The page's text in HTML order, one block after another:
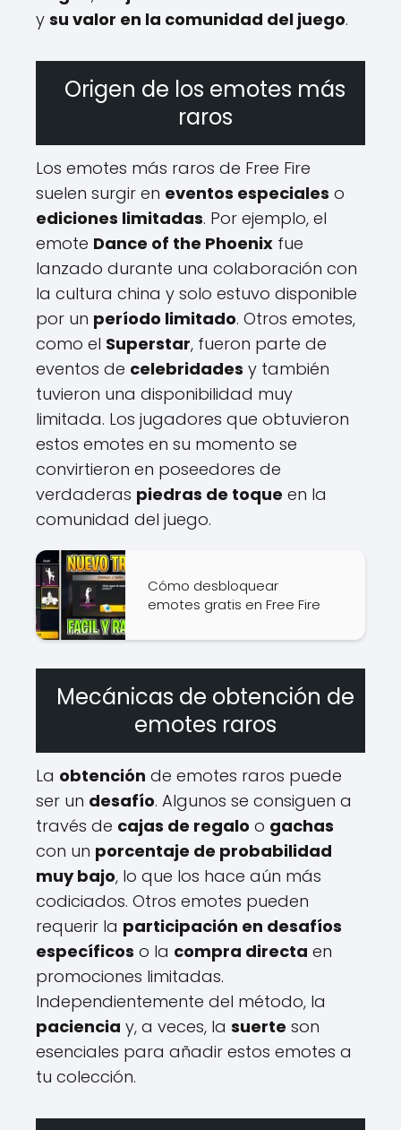
y su valor en la comunidad del juego.
Origen de los emotes más
raros
Los emotes más raros de Free Fire
suelen surgir en eventos especiales o
ediciones limitadas. Por ejemplo, el
emote Dance of the Phoenix fue
lanzado durante una colaboración con
la cultura china y solo estuvo disponible
por un período limitado. Otros emotes,
como el Superstar, fueron parte de
eventos de celebridades y también
tuvieron una disponibilidad muy
limitada. Los jugadores que obtuvieron
estos emotes en su momento se
convirtieron en poseedores de
verdaderas piedras de toque en la
comunidad del juego.
Cómo desbloquear
emotes gratis en Free Fire
Mecánicas de obtención de
emotes raros
La obtención de emotes raros puede
ser un desafío. Algunos se consiguen a
través de cajas de regalo o gachas
con un porcentaje de probabilidad
muy bajo, lo que los hace aún más
codiciados. Otros emotes pueden
requerir la participación en desafíos
específicos o la compra directa en
promociones limitadas.
Independientemente del método, la
paciencia y, a veces, la suerte son
esenciales para añadir estos emotes a
tu colección.